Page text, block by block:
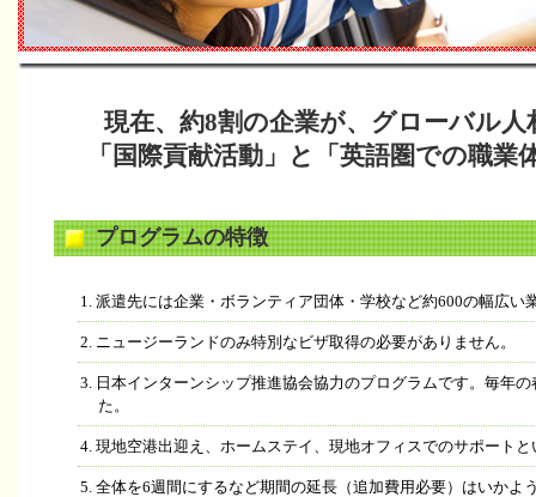
現在、約8割の企業が、グローバル
「国際貢献活動」と「英語圏での職業
プログラムの特徴
1. 派遣先には企業・ボランティア団体・学校など約600の幅広い
2. ニュージーランドのみ特別なビザ取得の必要がありません。
3. 日本インターンシップ推進協会協力のプログラムです。毎年
た。
4. 現地空港出迎え、ホームステイ、現地オフィスでのサポート
5. 全体を6週間にするなど期間の延長（追加費用必要）はいかよ